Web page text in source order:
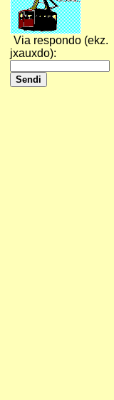
Via respondo (ekz.
jxauxdo):